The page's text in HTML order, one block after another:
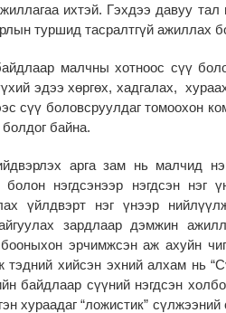
ихтэй. Гэхдээ давуу
туршид тасралтгүй ажиллах
малчны хотноос сүү
эдээ хөргөх, хадгалах,
сүү боловсруулдаг томоохон
болдог байна.
арга зам нь малчид
нэгдсэнээр нэгдсэн нэг
үйлдвэрт нэг үнээр
зардлаар дэмжин
эр­чимжсэн аж ахуйн
хийсэн эхний алхам нь
байдлаар сүүний нэгдсэн
хураадаг “ложистик”